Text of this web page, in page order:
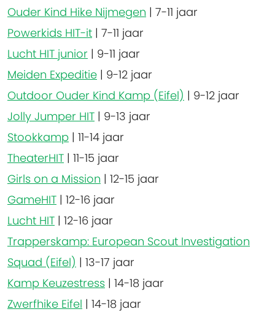
Ouder Kind Hike Nijmegen | 7-11 jaar
Powerkids HIT-it | 7-11 jaar
Lucht HIT junior | 9-11 jaar
Meiden Expeditie | 9-12 jaar
Outdoor Ouder Kind Kamp (Eifel) | 9-12 jaar
Jolly Jumper HIT | 9-13 jaar
Stookkamp | 11-14 jaar
TheaterHIT | 11-15 jaar
Girls on a Mission | 12-15 jaar
GameHIT | 12-16 jaar
Lucht HIT | 12-16 jaar
Trapperskamp: European Scout Investigation
Squad (Eifel) | 13-17 jaar
Kamp Keuzestress | 14-18 jaar
Zwerfhike Eifel | 14-18 jaar